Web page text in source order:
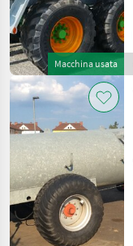
Macchina usata